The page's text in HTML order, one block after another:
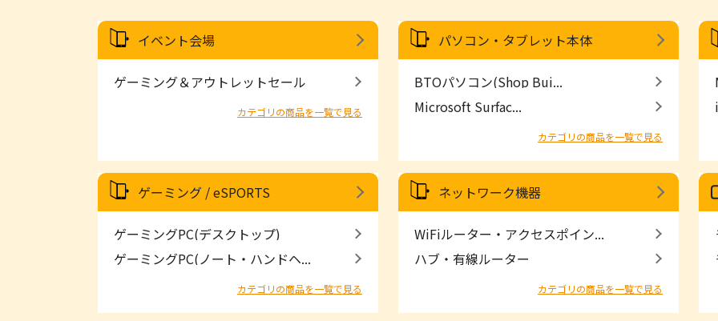
イベント会場
ゲーミング＆アウトレットセール
カテゴリの商品を一覧で見る
パソコン・タブレット本体
BTOパソコン(Shop Bui...
Microsoft Surfac...
カテゴリの商品を一覧で見る
ゲーミング / eSPORTS
ゲーミングPC(デスクトップ)
ゲーミングPC(ノート・ハンドヘ...
カテゴリの商品を一覧で見る
ネットワーク機器
WiFiルーター・アクセスポイン...
ハブ・有線ルーター
カテゴリの商品を一覧で見る